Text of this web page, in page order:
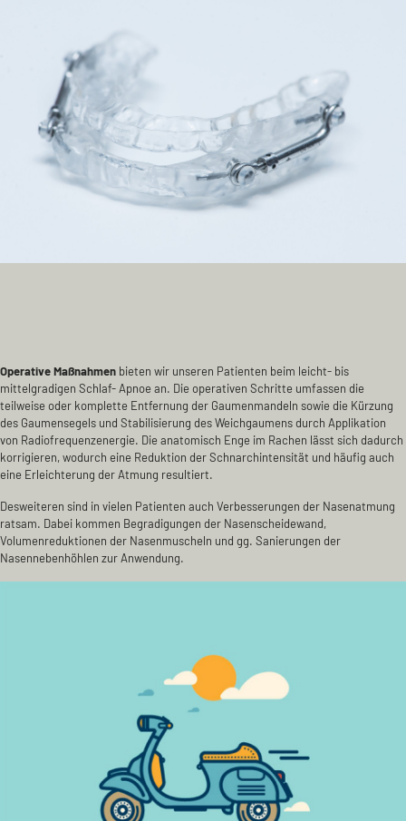
Operative Maßnahmen bieten wir unseren Patienten beim leicht- bis
mittelgradigen Schlaf- Apnoe an. Die operativen Schritte umfassen die
teilweise oder komplette Entfernung der Gaumenmandeln sowie die Kürzung
des Gaumensegels und Stabilisierung des Weichgaumens durch Applikation
von Radiofrequenzenergie. Die anatomisch Enge im Rachen lässt sich dadurch
korrigieren, wodurch eine Reduktion der Schnarchintensität und häufig auch
eine Erleichterung der Atmung resultiert.
Desweiteren sind in vielen Patienten auch Verbesserungen der Nasenatmung
ratsam. Dabei kommen Begradigungen der Nasenscheidewand,
Volumenreduktionen der Nasenmuscheln und gg. Sanierungen der
Nasennebenhöhlen zur Anwendung.